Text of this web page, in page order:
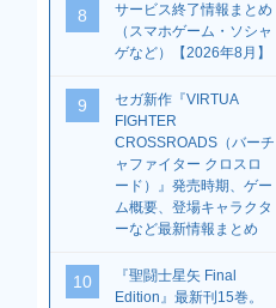
8
サービス終了情報まとめ
（スマホゲーム・ソシャ
ゲなど）【2026年8月】
9
セガ新作『VIRTUA
FIGHTER
CROSSROADS（バーチ
ャファイター クロスロ
ード）』発売時期、ゲー
ム概要、登場キャラクタ
ーなど最新情報まとめ
10
『聖闘士星矢 Final
Edition』最新刊15巻。